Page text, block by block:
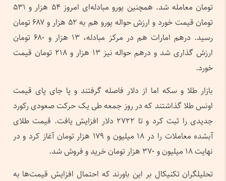
تومان معامله شد. همچنین یورو مبادله‌ای امروز ۵۴ هزار و ۵۳۱
تومان قیمت خورد و ارزش حواله یورو هم به ۵۲ هزار و ۶۸۷ تومان
رسید. درهم امارات هم در مرکز مبادله، ۱۳ هزار و ۶۸۰ تومان
ارزش گذاری شد و درهم حواله نیز ۱۳ هزار و ۲۱۸ تومان قیمت
خورد.
بازار طلا و سکه اما از دلار فاصله گرفتند و پا جای پای قیمت
اونس طلا گذاشتند که در روز جمعه طی یک حرکت صعودی رکورد
جدیدی را ثبت کرد و تا ۲۷۲۲ دلار افزایش یافت. قیمت طلای
آبشده معاملات را در ۱۸ میلیون و ۱۷۹ هزار تومان آغاز کرد و در
نهایت ۱۸ میلیون و ۳۷۰ هزار تومان خرید و فروش شد.
تحلیلگران تکنیکال بر این باورند که احتمال افزایش قیمت‌ها به